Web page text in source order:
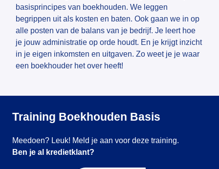
basisprincipes van boekhouden. We leggen
begrippen uit als kosten en baten. Ook gaan we in op
alle posten van de balans van je bedrijf. Je leert hoe
je jouw administratie op orde houdt. En je krijgt inzicht
in je eigen inkomsten en uitgaven. Zo weet je je waar
een boekhouder het over heeft!
Training Boekhouden Basis
Meedoen? Leuk! Meld je aan voor deze training.
Ben je al kredietklant?